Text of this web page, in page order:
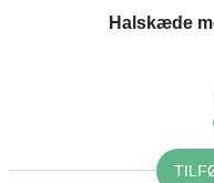
Halskæde